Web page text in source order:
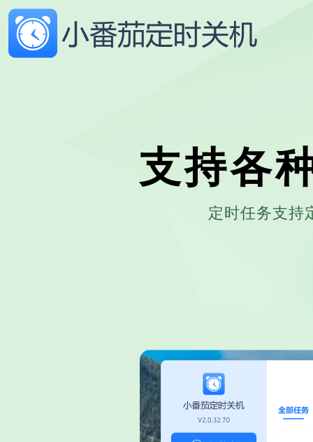
支持各
定时任务支持